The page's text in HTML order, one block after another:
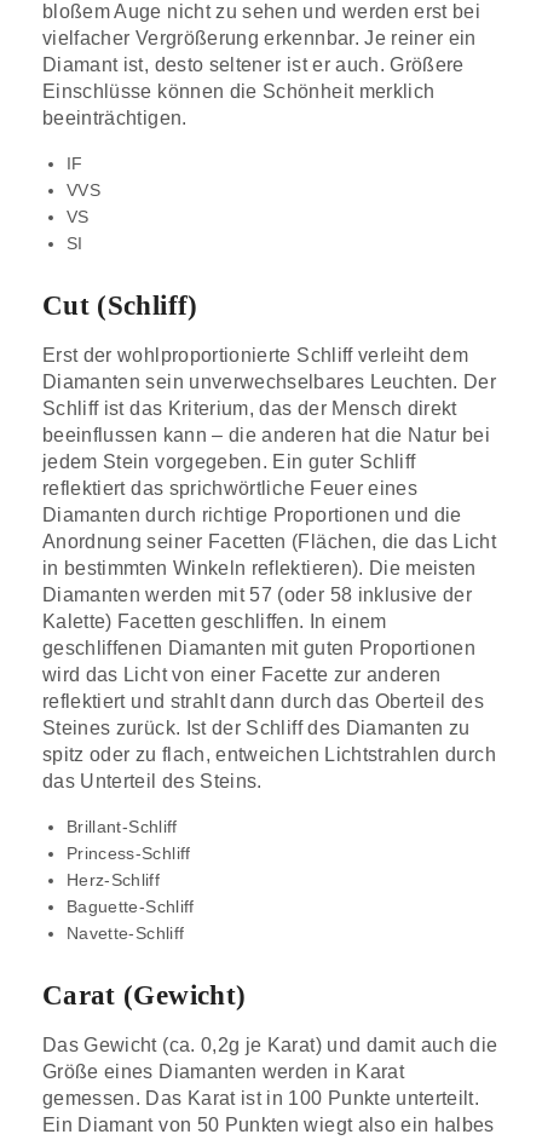
bloßem Auge nicht zu sehen und werden erst bei
vielfacher Vergrößerung erkennbar. Je reiner ein
Diamant ist, desto seltener ist er auch. Größere
Einschlüsse können die Schönheit merklich
beeinträchtigen.
IF
VVS
VS
SI
Cut (Schliff)
Erst der wohlproportionierte Schliff verleiht dem
Diamanten sein unverwechselbares Leuchten. Der
Schliff ist das Kriterium, das der Mensch direkt
beeinflussen kann – die anderen hat die Natur bei
jedem Stein vorgegeben. Ein guter Schliff
reflektiert das sprichwörtliche Feuer eines
Diamanten durch richtige Proportionen und die
Anordnung seiner Facetten (Flächen, die das Licht
in bestimmten Winkeln reflektieren). Die meisten
Diamanten werden mit 57 (oder 58 inklusive der
Kalette) Facetten geschliffen. In einem
geschliffenen Diamanten mit guten Proportionen
wird das Licht von einer Facette zur anderen
reflektiert und strahlt dann durch das Oberteil des
Steines zurück. Ist der Schliff des Diamanten zu
spitz oder zu flach, entweichen Lichtstrahlen durch
das Unterteil des Steins.
Brillant-Schliff
Princess-Schliff
Herz-Schliff
Baguette-Schliff
Navette-Schliff
Carat (Gewicht)
Das Gewicht (ca. 0,2g je Karat) und damit auch die
Größe eines Diamanten werden in Karat
gemessen. Das Karat ist in 100 Punkte unterteilt.
Ein Diamant von 50 Punkten wiegt also ein halbes